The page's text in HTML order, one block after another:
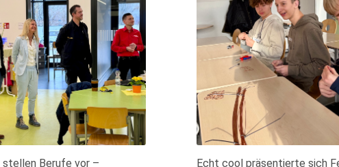
stellen Berufe vor –
Echt cool präsentierte sich